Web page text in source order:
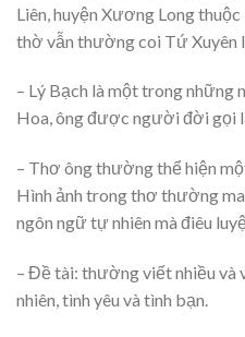
Liên, huyện Xương Long
thờ vẫn thường coi Tứ Xuyên
– Lý Bạch là một trong những
Hoa, ông được người đời gọi
– Thơ ông thường thể hiện
Hình ảnh trong thơ thường
ngôn ngữ tự nhiên mà điêu
– Đề tài: thường viết nhiều và
nhiên, tình yêu và tình bạn.